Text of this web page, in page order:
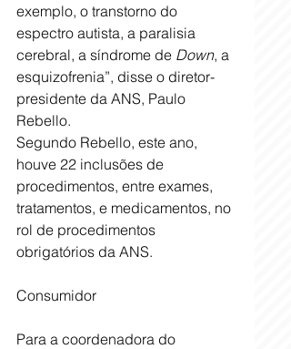
exemplo, o transtorno do
espectro autista, a paralisia
cerebral, a síndrome de Down, a
esquizofrenia”, disse o diretor-
presidente da ANS, Paulo
Rebello.
Segundo Rebello, este ano,
houve 22 inclusões de
procedimentos, entre exames,
tratamentos, e medicamentos, no
rol de procedimentos
obrigatórios da ANS.
Consumidor
Para a coordenadora do